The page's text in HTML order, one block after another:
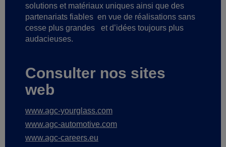
solutions et matériaux uniques ainsi que des
partenariats fiables en vue de réalisations sans
cesse plus grandes
et d’idées toujours plus
audacieuses.
Consulter nos sites
web
www.agc-yourglass.com
www.agc-automotive.com
www.agc-careers.eu